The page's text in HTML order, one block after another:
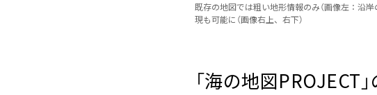
既存の地図では粗い地形情報のみ（画像左：沿
現も可能に（画像右上、右下）
「海の地図PROJECT